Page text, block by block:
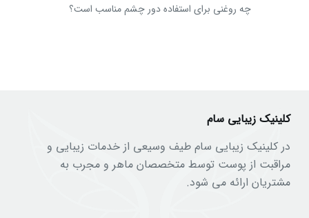
چه روغنی برای استفاده دور چشم مناسب است؟
کلینیک زیبایی سام
در کلینیک زیبایی سام طیف وسیعی از خدمات زیبایی و
مراقبت از پوست توسط متخصصان ماهر و مجرب به
مشتریان ارائه می شود.